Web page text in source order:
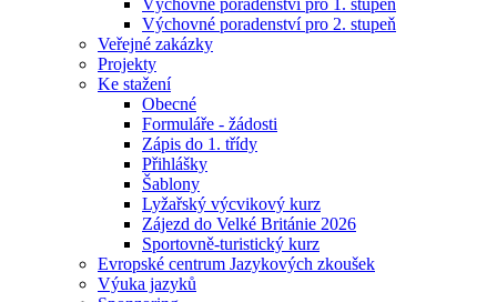
Výchovné poradenství pro 1. stupeň
Výchovné poradenství pro 2. stupeň
Veřejné zakázky
Projekty
Ke stažení
Obecné
Formuláře - žádosti
Zápis do 1. třídy
Přihlášky
Šablony
Lyžařský výcvikový kurz
Zájezd do Velké Británie 2026
Sportovně-turistický kurz
Evropské centrum Jazykových zkoušek
Výuka jazyků